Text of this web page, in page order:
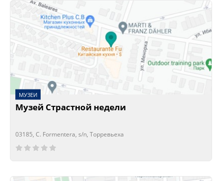
МУЗЕИ
Музей Страстной недели
03185, C. Formentera, s/n, Торревьеха
Сейчас открыто!
Сейчас закрыто!